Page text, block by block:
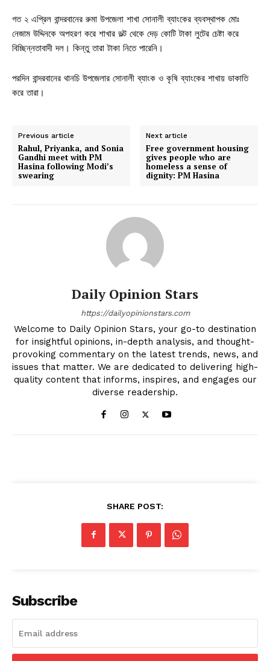
গত ২ এপ্রিল বান্দরবানের রুমা উপজেলা শাখা সোনালী ব্যাংকের ব্যবস্থাপক মোঃ
নেজাম উদ্দিনকে অপহরণ করে শাখার ভল্ট থেকে দেড় কোটি টাকা লুটের চেষ্টা করে
বিচ্ছিন্নতাবাদী দল। কিন্তু তারা টাকা নিতে পারেনি।
পরদিন বান্দরবানের থানচি উপজেলার সোনালী ব্যাংক ও কৃষি ব্যাংকের শাখায় ডাকাতি
করে তারা।
Previous article
Rahul, Priyanka, and Sonia
Gandhi meet with PM
Hasina following Modi’s
swearing
Next article
Free government housing
gives people who are
homeless a sense of
dignity: PM Hasina
Daily Opinion Stars
https://dailyopinionstars.com
Welcome to Daily Opinion Stars, your go-to destination
for insightful opinions, in-depth analysis, and thought-
provoking commentary on the latest trends, news, and
issues that matter. We are dedicated to delivering high-
quality content that informs, inspires, and engages our
diverse readership.
SHARE POST:
Subscribe